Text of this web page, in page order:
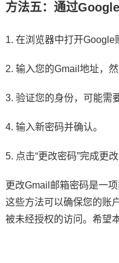
方法五：通过
1. 在浏览器中打开Google
2. 输入您的Gmail地址，
3. 验证您的身份，可能需
4. 输入新密码并确认。
5. 点击“更改密码”完成更改
更改Gmail邮箱密码是一
这些方法可以确保您的账
被未经授权的访问。希望